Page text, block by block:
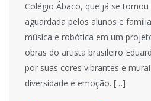
Colégio Ábaco, que já se
aguardada pelos alunos e
música e robótica em um
obras do artista brasileiro
por suas cores vibrantes e
diversidade e emoção. […]